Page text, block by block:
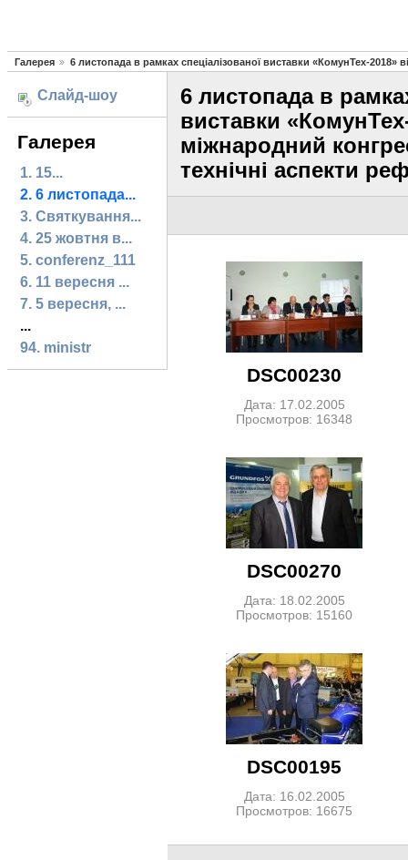
Галерея 6 листопада в рамках спеціалізованої виставки «КомунТех-2018»
Слайд-шоу
Галерея
1. 15...
2. 6 листопада...
3. Святкування...
4. 25 жовтня в...
5. conferenz_111
6. 11 вересня ...
7. 5 вересня, ...
...
94. ministr
6 листопада в
виставки
міжнародний
технічні аспекти
DSC00230
Дата: 17.02.2005
Просмотров: 16348
DSC00270
Дата: 18.02.2005
Просмотров: 15160
DSC00195
Дата: 16.02.2005
Просмотров: 16675